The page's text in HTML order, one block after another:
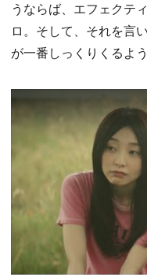
うならば、エフェクテ
ロ。そして、それを言
が一番しっくりくるよう